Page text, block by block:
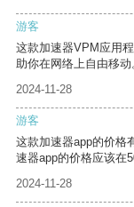
游客
这款加速器VPM应用
助你在网络上自由移动
2024-11-28
游客
这款加速器app的价格
速器app的价格应该在
2024-11-28